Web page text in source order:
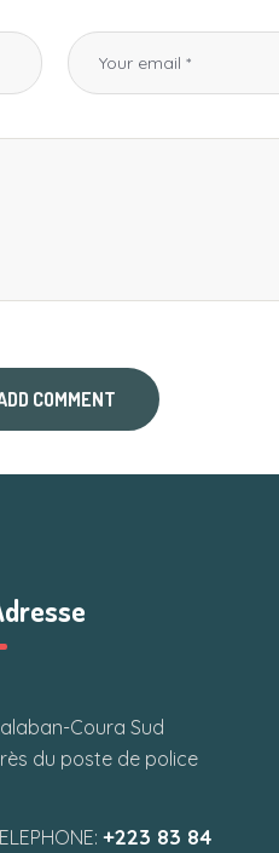
Coura Sud
du poste de police
+223 83 84